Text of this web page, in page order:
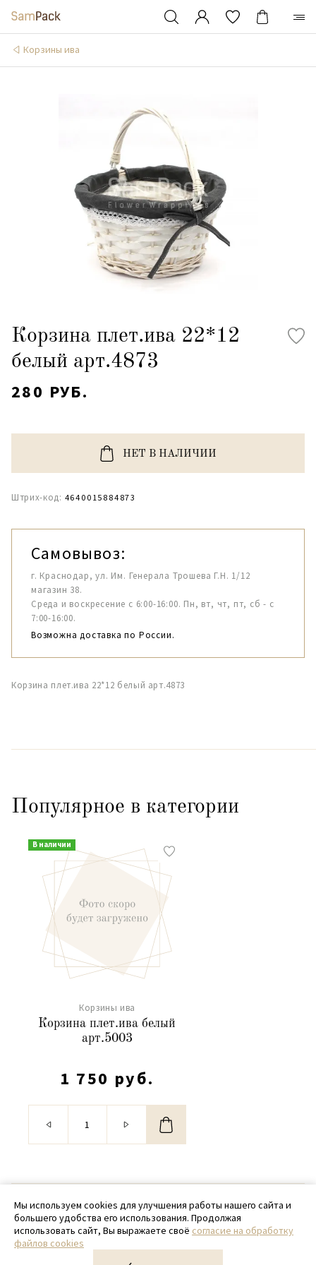
Корзины ива
Корзина плет.ива 22*12
белый арт.4873
280 РУБ.
НЕТ В НАЛИЧИИ
Штрих-код: 4640015884873
Самовывоз:
г. Краснодар, ул. Им. Генерала Трошева Г.Н. 1/12
магазин 38.
Среда и воскресение с 6:00-16:00. Пн, вт, чт, пт, сб - с
7:00-16:00.
Возможна доставка по России.
Корзина плет.ива 22*12 белый арт.4873
Популярное в категории
В наличии
Корзины ива
Корзина плет.ива белый
арт.5003
1 750 руб.
© 2020 - 2026 SamPack
+ 7 (918) 699-97-87
zakaz@sampack.store
Мы используем cookies для улучшения работы нашего сайта и
большего удобства его использования. Продолжая
использовать сайт, Вы выражаете своё согласие на обработку
файлов cookies